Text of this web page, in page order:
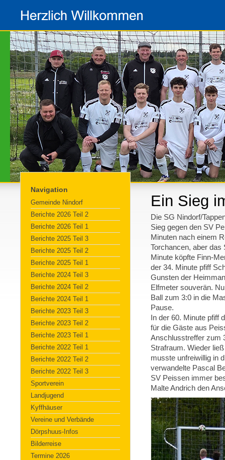
Navigation
Gemeinde Nindorf
Berichte 2026 Teil 2
Berichte 2026 Teil 1
Berichte 2025 Teil 3
Berichte 2025 Teil 2
Berichte 2025 Teil 1
Berichte 2024 Teil 3
Berichte 2024 Teil 2
Berichte 2024 Teil 1
Berichte 2023 Teil 3
Berichte 2023 Teil 2
Berichte 2023 Teil 1
Berichte 2022 Teil 1
Berichte 2022 Teil 2
Berichte 2022 Teil 3
Sportverein
Landjugend
Kyffhäuser
Vereine und Verbände
Dörpshuus-Infos
Bilderreise
Termine 2026
Ein Sieg
Die SG Nindorf/
Sieg gegen den SV
Minuten nach einem
Torchancen, aber das
Minute köpfte Finn-
der 34. Minute pfiff
Gunsten der
Elfmeter souverän.
Ball zum 3:0 in die
Pause.
In der 60. Minute pfiff
für die Gäste aus
Anschlusstreffer zum
Strafraum. Wieder
musste unfreiwillig in
verwandelte Pascal
SV Peissen immer
Malte Andrich den